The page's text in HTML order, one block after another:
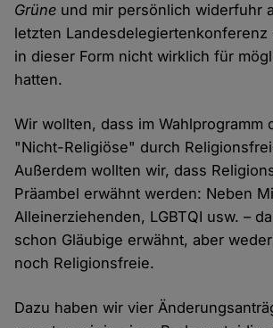
Grüne und mir persönlich widerfuhr
letzten Landesdelegiertenkonferenz
in dieser Form nicht wirklich für
hatten.
Wir wollten, dass im Wahlprogramm
"Nicht-Religiöse" durch
Außerdem wollten wir, dass
Präambel erwähnt werden: Neben
Alleinerziehenden, LGBTQI usw. –
schon Gläubige erwähnt, aber
noch Religionsfreie.
Dazu haben wir vier